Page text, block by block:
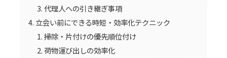
代理人への引き継ぎ事項
立会い前にできる時短・効率化テクニック
掃除・片付けの優先順位付け
荷物運び出しの効率化